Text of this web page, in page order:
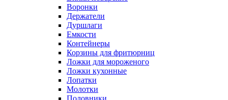
Воронки
Держатели
Дуршлаги
Емкости
Контейнеры
Корзины для фритюрниц
Ложки для мороженого
Ложки кухонные
Лопатки
Молотки
Половники